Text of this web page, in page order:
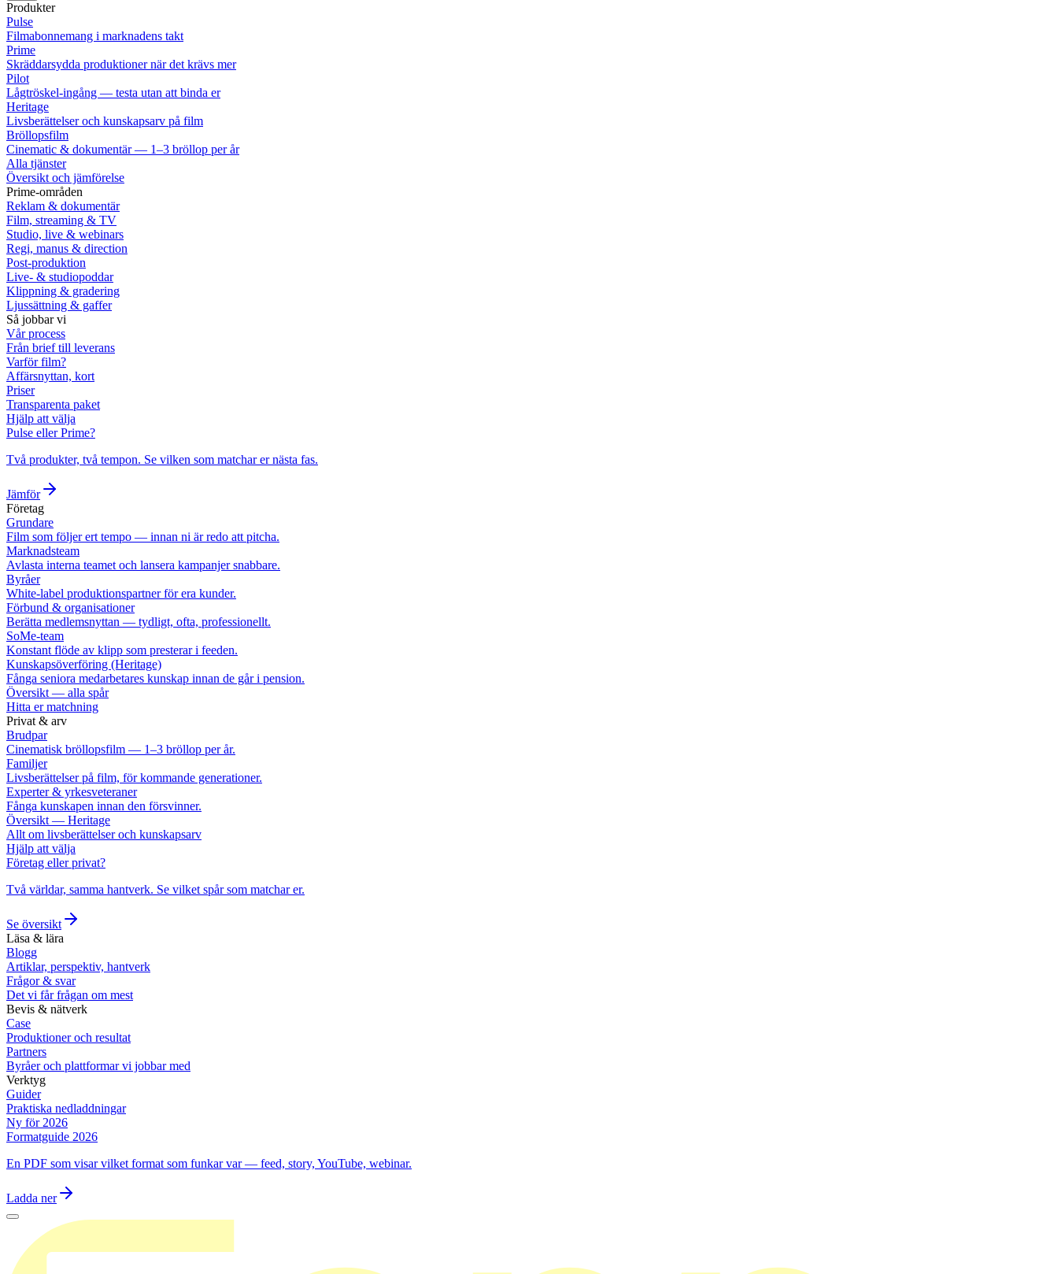
Produkter
Pulse
Filmabonnemang i marknadens takt
Prime
Skräddarsydda produktioner när det krävs mer
Pilot
Lågtröskel-ingång — testa utan att binda er
Heritage
Livsberättelser och kunskapsarv på film
Bröllopsfilm
Cinematic & dokumentär — 1–3 bröllop per år
Alla tjänster
Översikt och jämförelse
Prime-områden
Reklam & dokumentär
Film, streaming & TV
Studio, live & webinars
Regi, manus & direction
Post-produktion
Live- & studiopoddar
Klippning & gradering
Ljussättning & gaffer
Så jobbar vi
Vår process
Från brief till leverans
Varför film?
Affärsnyttan, kort
Priser
Transparenta paket
Hjälp att välja
Pulse eller Prime?
Två produkter, två tempon. Se vilken som matchar er nästa fas.
Jämför
Företag
Grundare
Film som följer ert tempo — innan ni är redo att pitcha.
Marknadsteam
Avlasta interna teamet och lansera kampanjer snabbare.
Byråer
White-label produktionspartner för era kunder.
Förbund & organisationer
Berätta medlemsnyttan — tydligt, ofta, professionellt.
SoMe-team
Konstant flöde av klipp som presterar i feeden.
Kunskapsöverföring (Heritage)
Fånga seniora medarbetares kunskap innan de går i pension.
Översikt — alla spår
Hitta er matchning
Privat & arv
Brudpar
Cinematisk bröllopsfilm — 1–3 bröllop per år.
Familjer
Livsberättelser på film, för kommande generationer.
Experter & yrkesveteraner
Fånga kunskapen innan den försvinner.
Översikt — Heritage
Allt om livsberättelser och kunskapsarv
Hjälp att välja
Företag eller privat?
Två världar, samma hantverk. Se vilket spår som matchar er.
Se översikt
Läsa & lära
Blogg
Artiklar, perspektiv, hantverk
Frågor & svar
Det vi får frågan om mest
Bevis & nätverk
Case
Produktioner och resultat
Partners
Byråer och plattformar vi jobbar med
Verktyg
Guider
Praktiska nedladdningar
Ny för 2026
Formatguide 2026
En PDF som visar vilket format som funkar var — feed, story, YouTube, webinar.
Ladda ner